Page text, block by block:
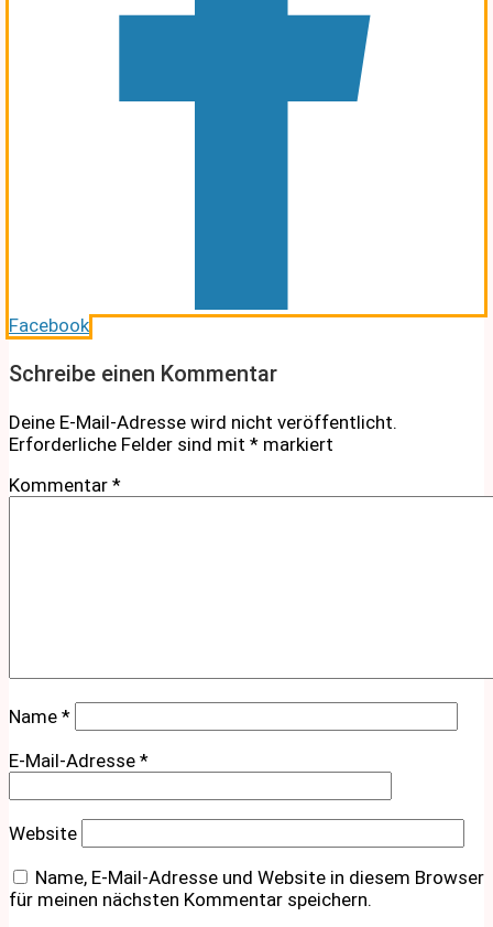
Facebook
Schreibe einen Kommentar
Deine E-Mail-Adresse wird nicht veröffentlicht.
Erforderliche Felder sind mit * markiert
Kommentar *
Name *
E-Mail-Adresse *
Website
Name, E-Mail-Adresse und Website in diesem Browser
für meinen nächsten Kommentar speichern.